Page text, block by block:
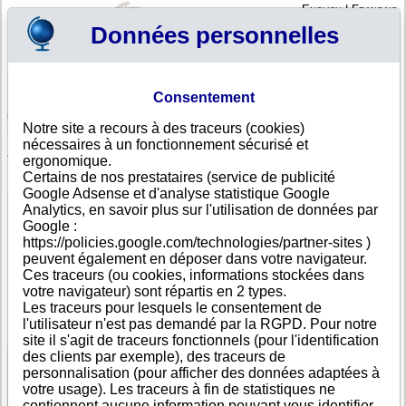
English|Français
Votre panier est vide
Bélize > Toutes villes >ORANGE WALK TOWN
Zoe Pharm, ORANGE WALK TOWN
FICHE ENTREPRISE
Dénomination Zoe Pharm
Adresse
14 Main Street
Ville
ORANGE WALK TOWN
Pays
Bélize
Type
d'adresse
Adresse unique
Téléphone
+501 32-----
DUNS®
Number
85-------
Voir les informations disponibles
Données personnelles
Consentement
Notre site a recours à des traceurs (cookies)
nécessaires à un fonctionnement sécurisé et
ergonomique.
Certains de nos prestataires (service de publicité
Google Adsense et d'analyse statistique Google
Analytics, en savoir plus sur l'utilisation de données par
Google :
https://policies.google.com/technologies/partner-sites )
peuvent également en déposer dans votre navigateur.
Ces traceurs (ou cookies, informations stockées dans
votre navigateur) sont répartis en 2 types.
Les traceurs pour lesquels le consentement de
l'utilisateur n'est pas demandé par la RGPD. Pour notre
site il s'agit de traceurs fonctionnels (pour l'identification
des clients par exemple), des traceurs de
personnalisation (pour afficher des données adaptées à
votre usage). Les traceurs à fin de statistiques ne